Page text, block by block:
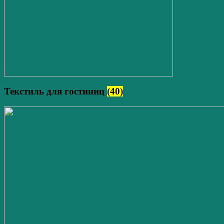
Текстиль для гостиниц (40)